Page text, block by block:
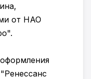
от НАО